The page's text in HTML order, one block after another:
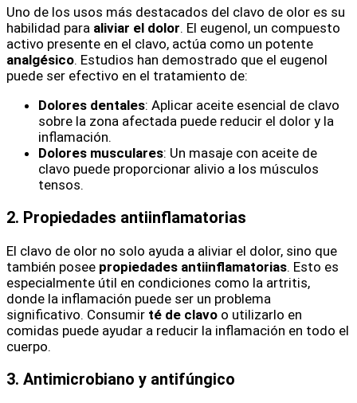
Uno de los usos más destacados del clavo de olor es su
habilidad para aliviar el dolor. El eugenol, un compuesto
activo presente en el clavo, actúa como un potente
analgésico. Estudios han demostrado que el eugenol
puede ser efectivo en el tratamiento de:
Dolores dentales: Aplicar aceite esencial de clavo
sobre la zona afectada puede reducir el dolor y la
inflamación.
Dolores musculares: Un masaje con aceite de
clavo puede proporcionar alivio a los músculos
tensos.
2. Propiedades antiinflamatorias
El clavo de olor no solo ayuda a aliviar el dolor, sino que
también posee propiedades antiinflamatorias. Esto es
especialmente útil en condiciones como la artritis,
donde la inflamación puede ser un problema
significativo. Consumir té de clavo o utilizarlo en
comidas puede ayudar a reducir la inflamación en todo el
cuerpo.
3. Antimicrobiano y antifúngico